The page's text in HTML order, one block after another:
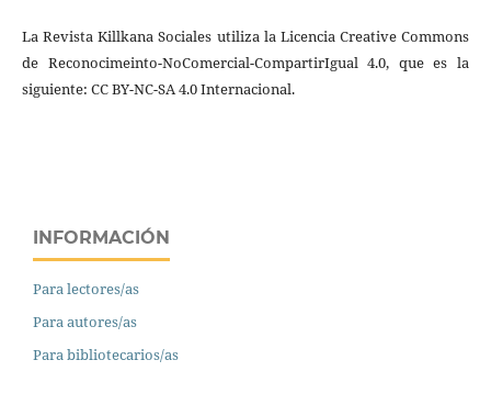
La Revista Killkana Sociales utiliza la Licencia Creative Commons
de Reconocimeinto-NoComercial-CompartirIgual 4.0, que es la
siguiente: CC BY-NC-SA 4.0 Internacional.
INFORMACIÓN
Para lectores/as
Para autores/as
Para bibliotecarios/as